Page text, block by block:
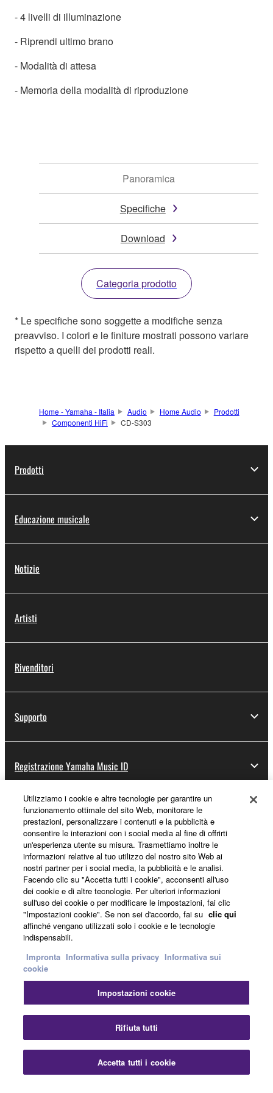
- 4 livelli di illuminazione
- Riprendi ultimo brano
- Modalità di attesa
- Memoria della modalità di riproduzione
Panoramica
Specifiche
Download
Categoria prodotto
* Le specifiche sono soggette a modifiche senza
preavviso. I colori e le finiture mostrati possono variare
rispetto a quelli dei prodotti reali.
Home - Yamaha - Italia Audio Home Audio
Prodotti
Componenti HiFi
CD-S303
Prodotti
Educazione musicale
Notizie
Artisti
Rivenditori
Supporto
Registrazione Yamaha Music ID
Informazioni su Yamaha
Italia - Italian
Affari
ContattiTermini di utilizzoInformativa sulla privacy
Informativa sui cookieImpronta
© Yamaha Corporation.
Utilizziamo i cookie e altre tecnologie per garantire un
funzionamento ottimale del sito Web, monitorare le
prestazioni, personalizzare i contenuti e la pubblicità e
consentire le interazioni con i social media al fine di offrirti
un'esperienza utente su misura. Trasmettiamo inoltre le
informazioni relative al tuo utilizzo del nostro sito Web ai
nostri partner per i social media, la pubblicità e le analisi.
Facendo clic su "Accetta tutti i cookie", acconsenti all'uso
dei cookie e di altre tecnologie. Per ulteriori informazioni
sull'uso dei cookie o per modificare le impostazioni, fai clic
"Impostazioni cookie". Se non sei d'accordo, fai su clic qui
affinché vengano utilizzati solo i cookie e le tecnologie
indispensabili.
Impronta Informativa sulla privacy Informativa sui
cookie
Impostazioni cookie
Rifiuta tutti
Accetta tutti i cookie